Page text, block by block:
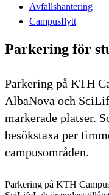
Avfallshantering
Campusflytt
Parkering för
Parkering på KTH
AlbaNova och
markerade platser.
besökstaxa per
campusområden.
Parkering på KTH